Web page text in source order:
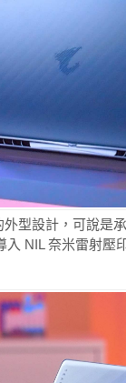
外型設計，可說是
入 NIL 奈米雷射壓